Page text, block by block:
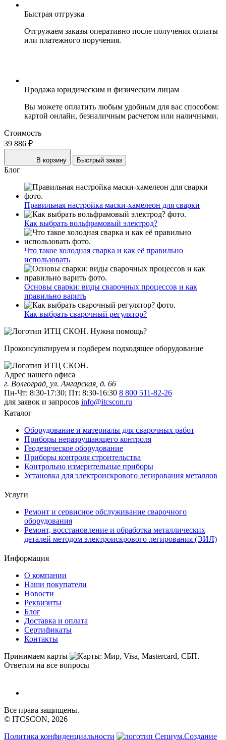
Быстрая отгрузка
Отгружаем заказы оперативно после получения оплаты
или платежного поручения.
Продажа юридическим и физическим лицам
Вы можете оплатить любым удобным для вас способом:
картой онлайн, безналичным расчетом или наличными.
Стоимость
39 886 ₽
В корзину Быстрый заказ
Блог
Правильная настройка маски-хамелеон для сварки
Как выбрать вольфрамовый электрод?
Что такое холодная сварка и как её правильно
использовать
Основы сварки: виды сварочных процессов и как
правильно варить
Как выбрать сварочный регулятор?
Нужна помощь?
Проконсультируем и подберем подходящее оборудование
Адрес нашего офиса
г. Волгоград, ул. Ангарская, д. 66
Пн-Чт: 8:30-17:30; Пт: 8:30-16:30 8 800 511-82-26
для заявок и запросов info@itcscon.ru
Каталог
Оборудование и материалы для сварочных работ
Приборы неразрушающего контроля
Геодезическое оборудование
Приборы контроля строительства
Контрольно измерительные приборы
Установка для электроискрового легирования металлов
Услуги
Ремонт и сервисное обслуживание сварочного
оборудования
Ремонт, восстановление и обработка металлических
деталей методом электроискрового легирования (ЭИЛ)
Информация
О компании
Наши покупатели
Новости
Реквизиты
Блог
Доставка и оплата
Сертификаты
Контакты
Принимаем карты
Ответим на все вопросы
Все права защищены.
© ITCSCON, 2026
Политика конфиденциальности
Создание